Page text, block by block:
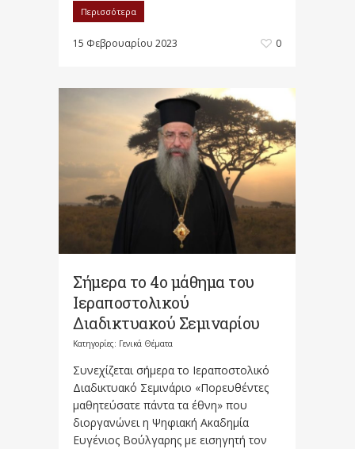
Περισσότερα
15 Φεβρουαρίου 2023 0
Σήμερα το 4ο μάθημα του
Ιεραποστολικού
Διαδικτυακού Σεμιναρίου
Κατηγορίες: Γενικά Θέματα
Συνεχίζεται σήμερα το Ιεραποστολικό
Διαδικτυακό Σεμινάριο «Πορευθέντες
μαθητεύσατε πάντα τα έθνη» που
διοργανώνει η Ψηφιακή Ακαδημία
Ευγένιος Βούλγαρης με εισηγητή τον